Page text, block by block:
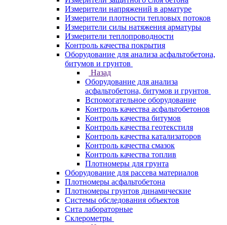
Измерители напряжений в арматуре
Измерители плотности тепловых потоков
Измерители силы натяжения арматуры
Измерители теплопроводности
Контроль качества покрытия
Оборудование для анализа асфальтобетона,
битумов и грунтов
Назад
Оборудование для анализа
асфальтобетона, битумов и грунтов
Вспомогательное оборудование
Контроль качества асфальтобетонов
Контроль качества битумов
Контроль качества геотекстиля
Контроль качества катализаторов
Контроль качества смазок
Контроль качества топлив
Плотномеры для грунта
Оборудование для рассева материалов
Плотномеры асфальтобетона
Плотномеры грунтов динамические
Системы обследования объектов
Сита лабораторные
Склерометры